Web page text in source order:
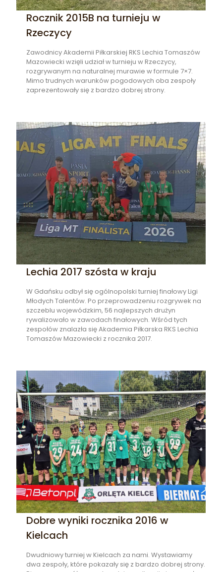
Rocznik 2015B na turnieju w
Rzeczycy
Zawodnicy Akademii Piłkarskiej RKS Lechia Tomaszów
Mazowiecki wzięli udział w turnieju w Rzeczycy,
rozgrywanym na naturalnej murawie w formule 7×7.
Mimo trudnych warunków pogodowych oba zespoły
zaprezentowały się z bardzo dobrej strony.
Lechia 2017 szósta w kraju
W Gdańsku odbył się ogólnopolski turniej finałowy Ligi
Młodych Talentów. Po przeprowadzeniu rozgrywek na
szczeblu wojewódzkim, 56 najlepszych drużyn
rywalizowało w zawodach finałowych. Wśród tych
zespołów znalazła się Akademia Piłkarska RKS Lechia
Tomaszów Mazowiecki z rocznika 2017.
Dobre wyniki rocznika 2016 w
Kielcach
Dwudniowy turniej w Kielcach za nami. Wystawiamy
dwa zespoły, które pokazały się z bardzo dobrej strony.